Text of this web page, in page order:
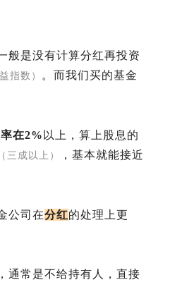
般是没有计算分红再投资
指数）
。而我们买的基金
在2% 以上，算上股息的
（三成以上）
，基本就能接近
公司在分红的处理上更
通常是不给持有人，直接